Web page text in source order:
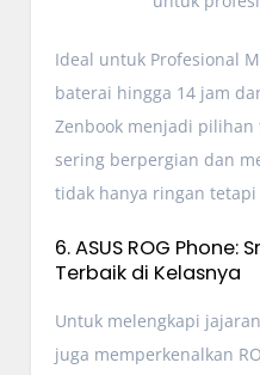
Ideal untuk Profesional
baterai hingga 14 jam
Zenbook menjadi
sering berpergian dan
tidak hanya ringan
6. ASUS ROG
Terbaik di Kelasnya
Untuk melengkapi
juga memperkenalkan